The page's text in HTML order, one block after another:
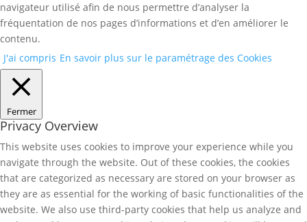
navigateur utilisé afin de nous permettre d’analyser la
fréquentation de nos pages d’informations et d’en améliorer le
contenu.
J'ai compris En savoir plus sur le paramétrage des Cookies
Fermer
Privacy Overview
This website uses cookies to improve your experience while you
navigate through the website. Out of these cookies, the cookies
that are categorized as necessary are stored on your browser as
they are as essential for the working of basic functionalities of the
website. We also use third-party cookies that help us analyze and